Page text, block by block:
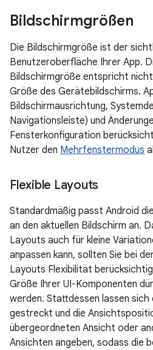
Bildschirmgrößen
Die Bildschirmgröße ist der
Benutzeroberfläche Ihrer App.
Bildschirmgröße entspricht
Größe des Gerätebildschirms.
Bildschirmausrichtung,
Navigationsleiste) und
Fensterkonfiguration
Nutzer den Mehrfenstermodus
Flexible Layouts
Standardmäßig passt Android
an den aktuellen Bildschirm an.
Layouts auch für kleine
anpassen kann, sollten Sie bei
Layouts Flexibilität
Größe Ihrer UI-Komponenten
werden. Stattdessen lassen
gestreckt und die
übergeordneten Ansicht oder
Ansichten angeben, sodass die